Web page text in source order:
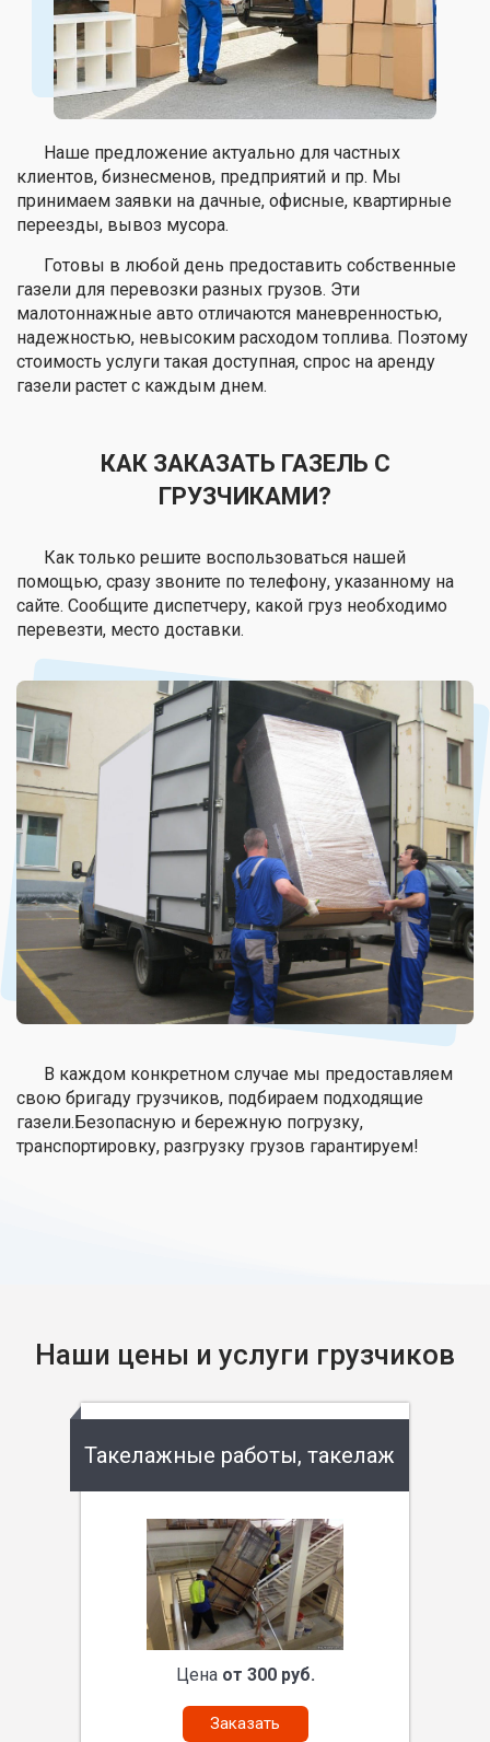
Наше предложение актуально для частных
клиентов, бизнесменов, предприятий и пр. Мы
принимаем заявки на дачные, офисные, квартирные
переезды, вывоз мусора.
Готовы в любой день предоставить собственные
газели для перевозки разных грузов. Эти
малотоннажные авто отличаются маневренностью,
надежностью, невысоким расходом топлива. Поэтому
стоимость услуги такая доступная, спрос на аренду
газели растет с каждым днем.
КАК ЗАКАЗАТЬ ГАЗЕЛЬ С
ГРУЗЧИКАМИ?
Как только решите воспользоваться нашей
помощью, сразу звоните по телефону, указанному на
сайте. Сообщите диспетчеру, какой груз необходимо
перевезти, место доставки.
В каждом конкретном случае мы предоставляем
свою бригаду грузчиков, подбираем подходящие
газели.Безопасную и бережную погрузку,
транспортировку, разгрузку грузов гарантируем!
Наши цены и услуги грузчиков
Такелажные работы, такелаж
Цена от 300 руб.
Заказать